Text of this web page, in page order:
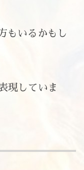
もいるかもし
現していま